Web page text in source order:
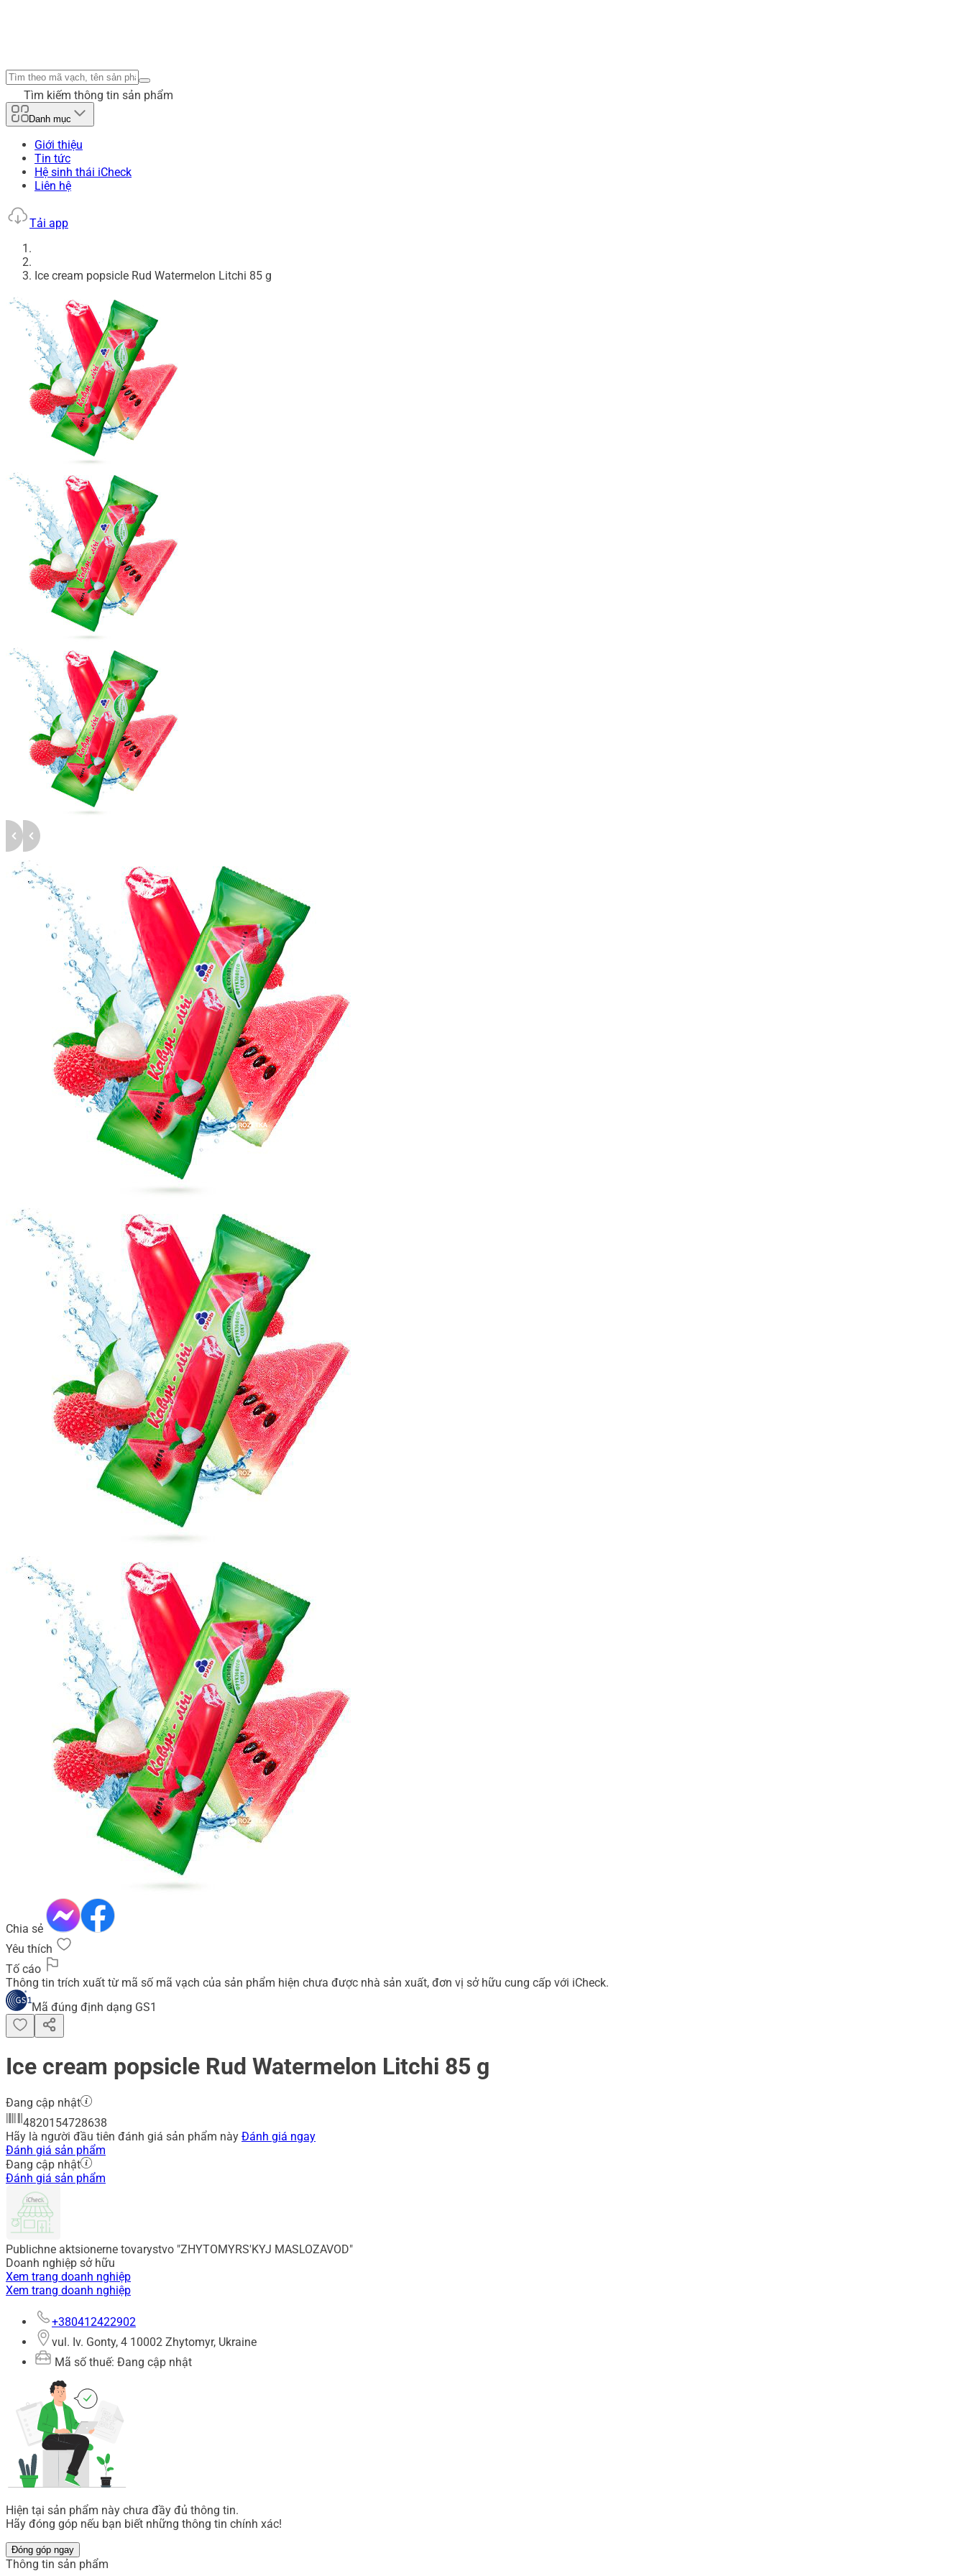
Tìm kiếm thông tin sản phẩm
Danh mục
Giới thiệu
Tin tức
Hệ sinh thái iCheck
Liên hệ
Tải app
Ice cream popsicle Rud Watermelon Litchi 85 g
Chia sẻ
Yêu thích
Tố cáo
Thông tin trích xuất từ mã số mã vạch của sản phẩm hiện chưa được nhà sản xuất, đơn vị sở hữu cung cấp với iCheck.
Mã đúng định dạng GS1
Ice cream popsicle Rud Watermelon Litchi 85 g
Đang cập nhật
4820154728638
Hãy là người đầu tiên đánh giá sản phẩm này Đánh giá ngay
Đánh giá sản phẩm
Đang cập nhật
Đánh giá sản phẩm
Publichne aktsionerne tovarystvo "ZHYTOMYRS'KYJ MASLOZAVOD"
Doanh nghiệp sở hữu
Xem trang doanh nghiệp
Xem trang doanh nghiệp
+380412422902
vul. Іv. Gonty, 4 10002 Zhytomyr, Ukraine
Mã số thuế: Đang cập nhật
Hiện tại sản phẩm này chưa đầy đủ thông tin.
Hãy đóng góp nếu bạn biết những thông tin chính xác!
Đóng góp ngay
Thông tin sản phẩm